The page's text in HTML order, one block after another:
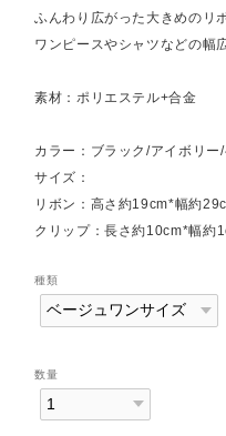
ふんわり広がった大きめのリ
ワンピースやシャツなどの幅
素材：ポリエステル+合金
カラー：ブラック/アイボリー
サイズ：
リボン：高さ約19cm*幅約
クリップ：長さ約10cm*幅約
種類
数量